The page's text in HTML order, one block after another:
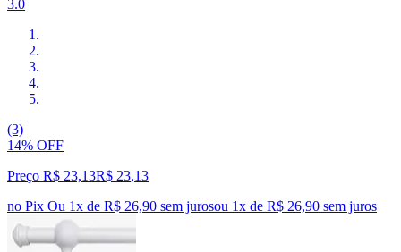
3.0
(3)
14% OFF
Preço R$ 23,13R$ 23,13
no Pix Ou 1x de R$ 26,90 sem jurosou 1x de R$ 26,90 sem juros